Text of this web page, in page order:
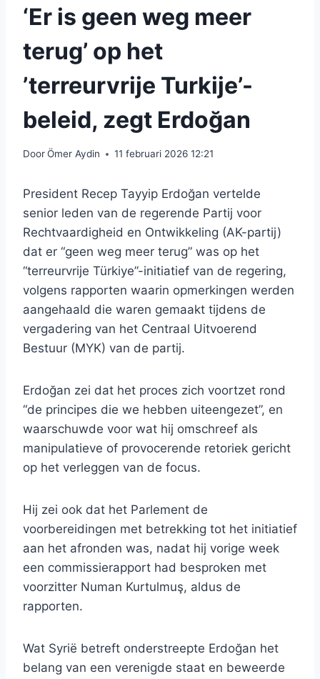
‘Er is geen weg meer
terug’ op het
’terreurvrije Turkije’-
beleid, zegt Erdoğan
DoorÖmer Aydin 11 februari 2026 12:21
President Recep Tayyip Erdoğan vertelde
senior leden van de regerende Partij voor
Rechtvaardigheid en Ontwikkeling (AK-partij)
dat er “geen weg meer terug” was op het
“terreurvrije Türkiye”-initiatief van de regering,
volgens rapporten waarin opmerkingen werden
aangehaald die waren gemaakt tijdens de
vergadering van het Centraal Uitvoerend
Bestuur (MYK) van de partij.
Erdoğan zei dat het proces zich voortzet rond
“de principes die we hebben uiteengezet”, en
waarschuwde voor wat hij omschreef als
manipulatieve of provocerende retoriek gericht
op het verleggen van de focus.
Hij zei ook dat het Parlement de
voorbereidingen met betrekking tot het initiatief
aan het afronden was, nadat hij vorige week
een commissierapport had besproken met
voorzitter Numan Kurtulmuş, aldus de
rapporten.
Wat Syrië betreft onderstreepte Erdoğan het
belang van een verenigde staat en beweerde